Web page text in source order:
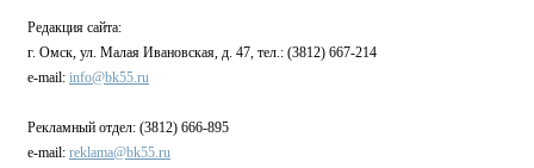
Редакция сайта:
г. Омск, ул. Малая Ивановская, д. 47, тел.: (3812) 667-214
e-mail: info@bk55.ru
Рекламный отдел: (3812) 666-895
e-mail: reklama@bk55.ru